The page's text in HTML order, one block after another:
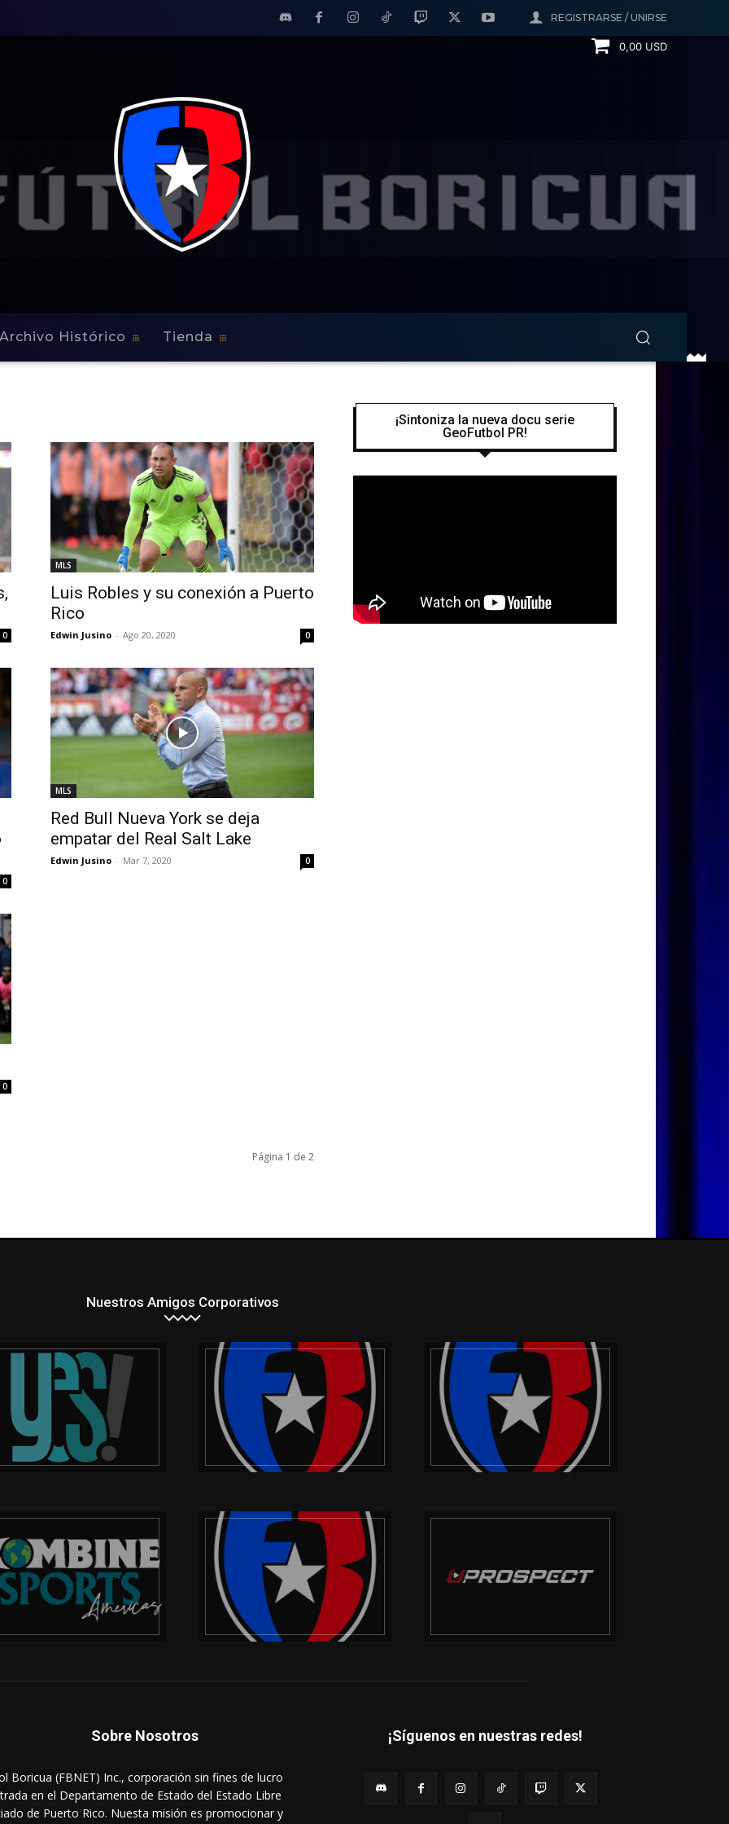
REGISTRARSE / UNIRSE
0,00 USD
Archivo Histórico Tienda
0
MLS
Luis Robles y su conexión a Puerto
Rico
Edwin Jusino - Ago 20, 2020 0
0
MLS
Red Bull Nueva York se deja
empatar del Real Salt Lake
Edwin Jusino - Mar 7, 2020 0
0
Página 1 de 2
¡Sintoniza la nueva docu serie
GeoFutbol PR!
Nuestros Amigos Corporativos
Sobre Nosotros
Boricua (FBNET) Inc., corporación sin fines de lucro
en el Departamento de Estado del Estado Libre
de Puerto Rico. Nuesta misión es promocionar y
¡Síguenos en nuestras redes!